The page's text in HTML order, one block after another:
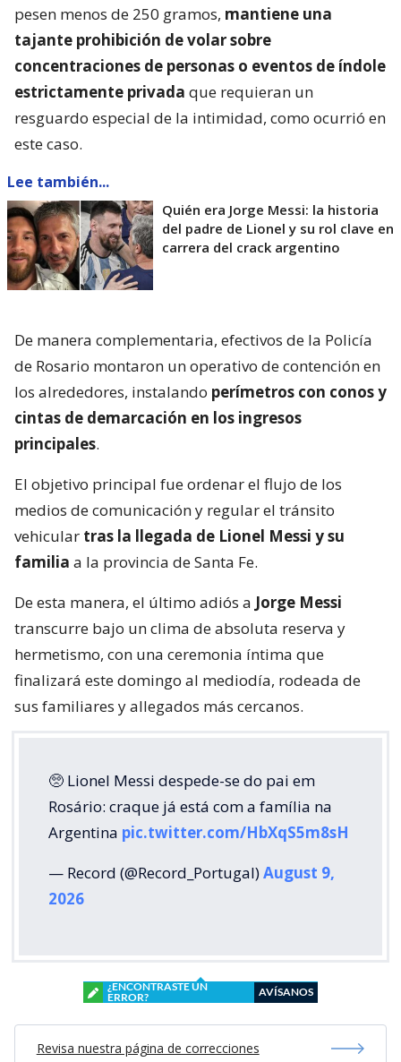
pesen menos de 250 gramos, mantiene una
tajante prohibición de volar sobre
concentraciones de personas o eventos de índole
estrictamente privada que requieran un
resguardo especial de la intimidad, como ocurrió en
este caso.
Lee también...
Quién era Jorge Messi: la historia
del padre de Lionel y su rol clave en
carrera del crack argentino
De manera complementaria, efectivos de la Policía
de Rosario montaron un operativo de contención en
los alrededores, instalando perímetros con conos y
cintas de demarcación en los ingresos
principales.
El objetivo principal fue ordenar el flujo de los
medios de comunicación y regular el tránsito
vehicular tras la llegada de Lionel Messi y su
familia a la provincia de Santa Fe.
De esta manera, el último adiós a Jorge Messi
transcurre bajo un clima de absoluta reserva y
hermetismo, con una ceremonia íntima que
finalizará este domingo al mediodía, rodeada de
sus familiares y allegados más cercanos.
🥺 Lionel Messi despede-se do pai em
Rosário: craque já está com a família na
Argentina pic.twitter.com/HbXqS5m8sH
— Record (@Record_Portugal)August 9,
2026
¿ENCONTRASTE UN
ERROR?
AVÍSANOS
Revisa nuestra página de correcciones